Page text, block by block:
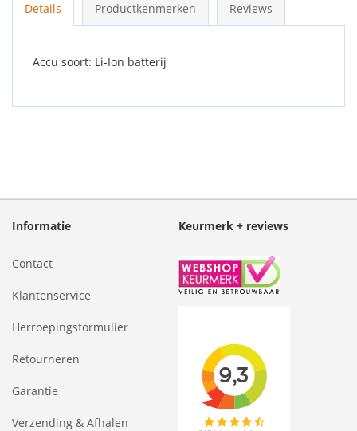
Details Productkenmerken Reviews
Accu soort: Li-Ion batterij
Informatie
Contact
Klantenservice
Herroepingsformulier
Retourneren
Garantie
Verzending & Afhalen
Keurmerk + reviews